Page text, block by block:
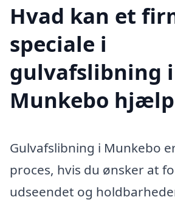
Hvad kan et
speciale i
gulvafslibning i
Munkebo
Gulvafslibning i Munkebo
proces, hvis du ønsker at
udseendet og